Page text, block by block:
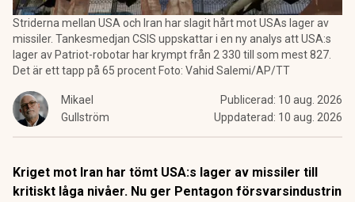
Striderna mellan USA och Iran har slagit hårt mot USAs lager av
missiler. Tankesmedjan CSIS uppskattar i en ny analys att USA:s
lager av Patriot-robotar har krympt från 2 330 till som mest 827.
Det är ett tapp på 65 procent Foto: Vahid Salemi/AP/TT
Mikael
Gullström
Publicerad: 10 aug. 2026
Uppdaterad: 10 aug. 2026
Kriget mot Iran har tömt USA:s lager av missiler till
kritiskt låga nivåer. Nu ger Pentagon försvarsindustrin